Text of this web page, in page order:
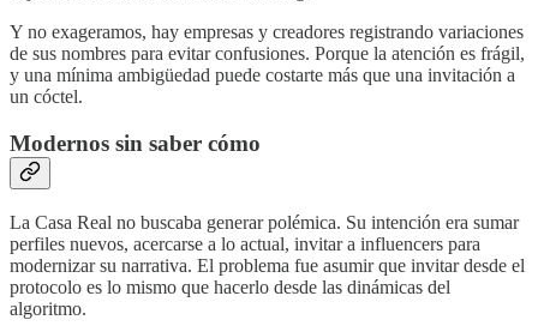
Y no exageramos, hay empresas y creadores registrando variaciones
de sus nombres para evitar confusiones. Porque la atención es frágil,
y una mínima ambigüedad puede costarte más que una invitación a
un cóctel.
Modernos sin saber cómo
La Casa Real no buscaba generar polémica. Su intención era sumar
perfiles nuevos, acercarse a lo actual, invitar a influencers para
modernizar su narrativa. El problema fue asumir que invitar desde el
protocolo es lo mismo que hacerlo desde las dinámicas del
algoritmo.